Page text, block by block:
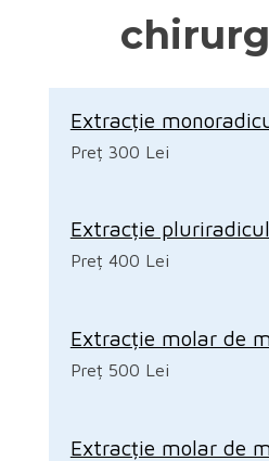
Extracție
Preț 300 Lei
Extracție
Preț 400 Lei
Extracție molar de
Preț 500 Lei
Extracție molar de